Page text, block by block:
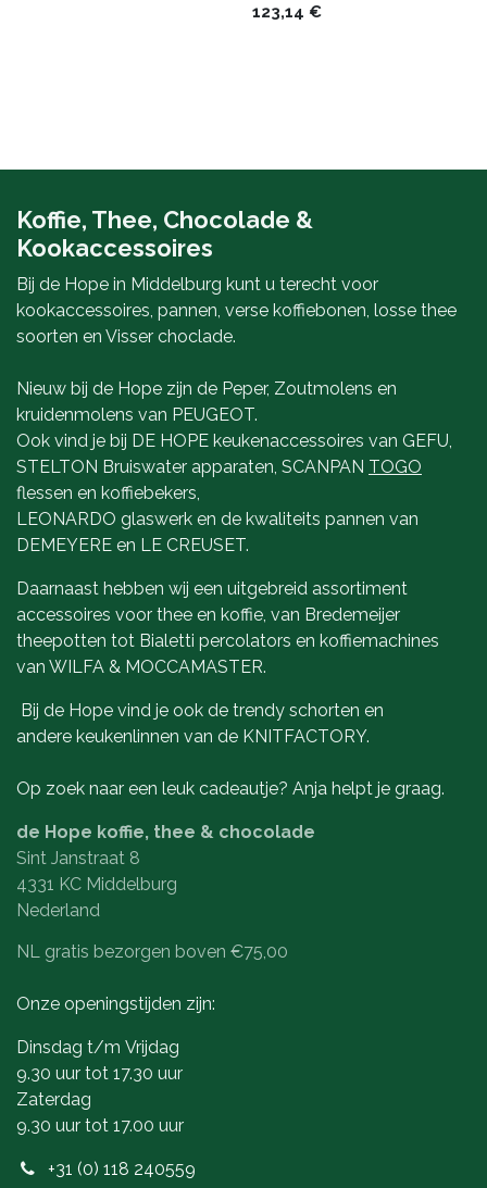
123,14 €
Koffie, Thee, Chocolade &
Kookaccessoires
Bij de Hope in Middelburg kunt u terecht voor
kookaccessoires, pannen, verse koffiebonen, losse thee
soorten en Visser choclade.
Nieuw bij de Hope zijn de Peper, Zoutmolens en
kruidenmolens van PEUGEOT.
Ook vind je bij DE HOPE keukenaccessoires van GEFU,
STELTON Bruiswater apparaten, SCANPAN TOGO
flessen en koffiebekers,
LEONARDO glaswerk en de kwaliteits pannen van
DEMEYERE en LE CREUSET.
Daarnaast hebben wij een uitgebreid assortiment
accessoires voor thee en koffie, van Bredemeijer
theepotten tot Bialetti percolators en koffiemachines
van WILFA & MOCCAMASTER.
Bij de Hope vind je ook de trendy schorten en
andere keukenlinnen van de KNITFACTORY.
Op zoek naar een leuk cadeautje? Anja helpt je graag.
de Hope koffie, thee & chocolade
Sint Janstraat 8
4331 KC Middelburg
Nederland
NL gratis bezorgen boven €75,00
Onze openingstijden zijn:
Dinsdag t/m Vrijdag
9.30 uur tot 17.30 uur
Zaterdag
9.30 uur tot 17.00 uur
+31 (0) 118 240559